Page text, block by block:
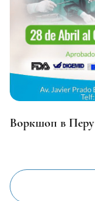
Воркшоп в Перу